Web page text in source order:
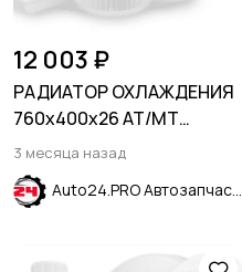
12 003 ₽
РАДИАТОР ОХЛАЖДЕНИЯ
760х400х26 AT/MT
1,5T/2,0HIBRID HONDA
ACCORD 2022-//1,5T/2,0
CIVIC 2023-//1,5T A
3 месяца назад
Auto24.PRO Автозапчасти